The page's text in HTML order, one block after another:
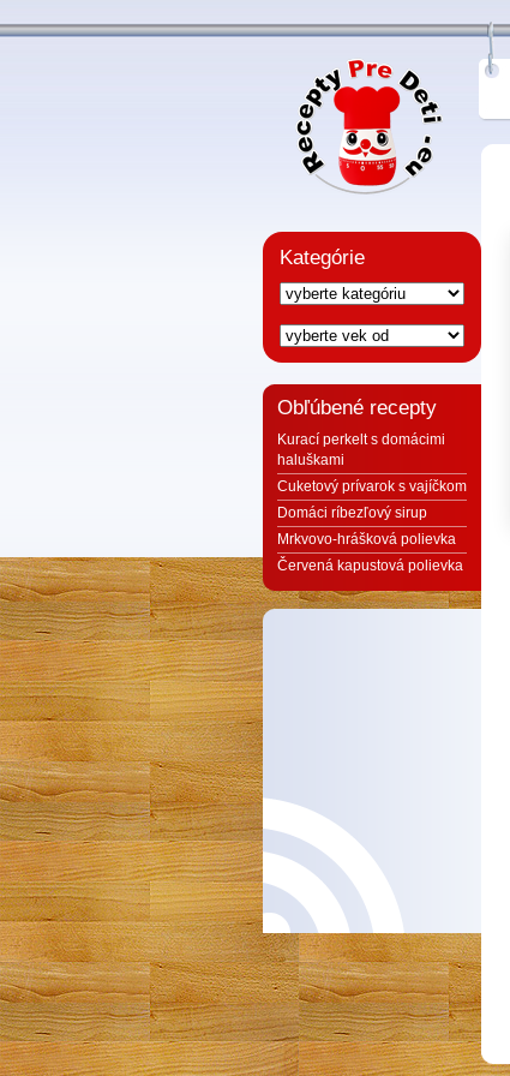
Kategórie
Obľúbené recepty
Kurací perkelt s domácimi
haluškami
Cuketový prívarok s vajíčkom
Domáci ríbezľový sirup
Mrkvovo-hrášková polievka
Červená kapustová polievka